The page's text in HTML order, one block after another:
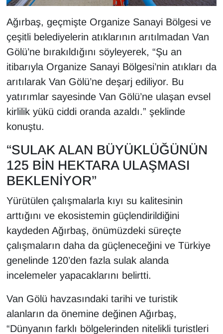
Ağırbaş, geçmişte Organize Sanayi Bölgesi ve
çeşitli belediyelerin atıklarının arıtılmadan Van
Gölü’ne bırakıldığını söyleyerek, “Şu an
itibarıyla Organize Sanayi Bölgesi’nin atıkları da
arıtılarak Van Gölü’ne deşarj ediliyor. Bu
yatırımlar sayesinde Van Gölü’ne ulaşan evsel
kirlilik yükü ciddi oranda azaldı.” şeklinde
konuştu.
“SULAK ALAN BÜYÜKLÜĞÜNÜN
125 BİN HEKTARA ULAŞMASI
BEKLENİYOR”
Yürütülen çalışmalarla kıyı su kalitesinin
arttığını ve ekosistemin güçlendirildiğini
kaydeden Ağırbaş, önümüzdeki süreçte
çalışmaların daha da güçleneceğini ve Türkiye
genelinde 120’den fazla sulak alanda
incelemeler yapacaklarını belirtti.
Van Gölü havzasındaki tarihi ve turistik
alanların da önemine değinen Ağırbaş,
“Dünyanın farklı bölgelerinden nitelikli turistleri